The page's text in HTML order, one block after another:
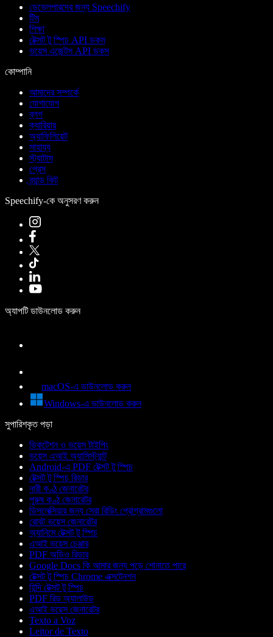
ডেভেলপারদের জন্য Speechify
টিম
শিক্ষা
টেক্সট টু স্পিচ API ডকস
ভয়েস এজেন্টস API ডকস
কোম্পানি
আমাদের সম্পর্কে
যোগাযোগ
ব্লগ
ক্যারিয়ার
অ্যাফিলিয়েট
সাহায্য
স্ট্যাটাস
প্রেস
ব্র্যান্ড কিট
Speechify-কে অনুসরণ করুন
অ্যাপটি ডাউনলোড করুন
macOS-এ ডাউনলোড করুন
Windows-এ ডাউনলোড করুন
সুপারিশকৃত পড়া
ডিকটেশন ও ভয়েস টাইপিং
ভয়েস এআই অ্যাসিস্ট্যান্ট
Android-এ PDF টেক্সট টু স্পিচ
টেক্সট টু স্পিচ রিডার
নারী কণ্ঠ জেনারেটর
পুরুষ কণ্ঠ জেনারেটর
ডিসলেক্সিয়ার জন্য সেরা রিডিং প্রোগ্রামগুলো
রোবট ভয়েস জেনারেটর
অ্যানিমে টেক্সট টু স্পিচ
এআই ভয়েস চেঞ্জার
PDF অডিও রিডার
Google Docs কি আমার জন্য পড়ে শোনাতে পারে
টেক্সট টু স্পিচ Chrome এক্সটেনশন
হিন্দি টেক্সট টু স্পিচ
PDF রিড অ্যালাউড
এআই ভয়েস জেনারেটর
Texto a Voz
Leitor de Texto